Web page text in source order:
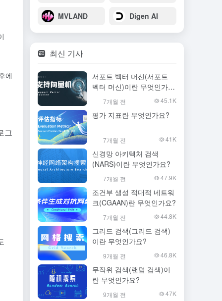
에
그
MVLAND Digen AI
최신 기사
서포트 벡터 머신(서포트
벡터 머신)이란 무엇인가
요, 읽고 이해하기 위한 문
7개월 전 45.1K
평가 지표란 무엇인가요?
7개월 전 41K
신경망 아키텍처 검색
(NARS)이란 무엇인가요?
7개월 전 47.9K
조건부 생성 적대적 네트워
크(CGAAN)란 무엇인가요?
7개월 전 44.8K
그리드 검색(그리드 검색)
이란 무엇인가요?
9개월 전 46.8K
무작위 검색(랜덤 검색)이
란 무엇인가요?
9개월 전 47K